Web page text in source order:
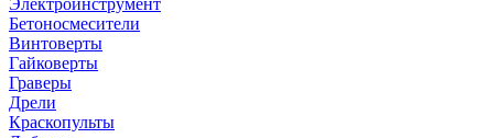
Электроинструмент
Бетоносмесители
Винтоверты
Гайковерты
Граверы
Дрели
Краскопульты